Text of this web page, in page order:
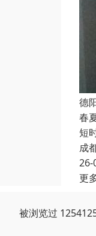
德
春
短
成
26-
更
被浏览过